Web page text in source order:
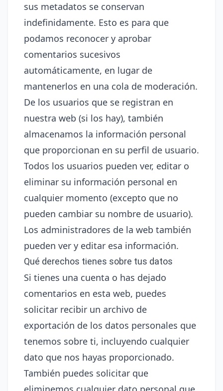
sus metadatos se conservan
indefinidamente. Esto es para que
podamos reconocer y aprobar
comentarios sucesivos
automáticamente, en lugar de
mantenerlos en una cola de moderación.
De los usuarios que se registran en
nuestra web (si los hay), también
almacenamos la información personal
que proporcionan en su perfil de usuario.
Todos los usuarios pueden ver, editar o
eliminar su información personal en
cualquier momento (excepto que no
pueden cambiar su nombre de usuario).
Los administradores de la web también
pueden ver y editar esa información.
Qué derechos tienes sobre tus datos
Si tienes una cuenta o has dejado
comentarios en esta web, puedes
solicitar recibir un archivo de
exportación de los datos personales que
tenemos sobre ti, incluyendo cualquier
dato que nos hayas proporcionado.
También puedes solicitar que